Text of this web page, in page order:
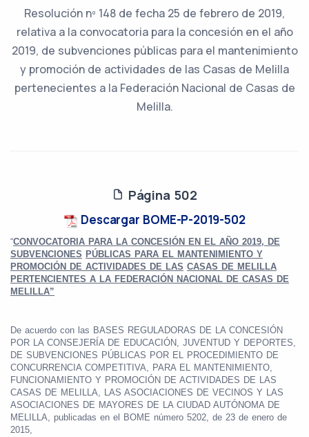
Resolución nº 148 de fecha 25 de febrero de 2019,
relativa a la convocatoria para la concesión en el año
2019, de subvenciones públicas para el mantenimiento
y promoción de actividades de las Casas de Melilla
pertenecientes a la Federación Nacional de Casas de
Melilla.
Página 502
Descargar BOME-P-2019-502
“CONVOCATORIA PARA LA CONCESIÓN EN EL AÑO 2019, DE
SUBVENCIONES PÚBLICAS PARA EL MANTENIMIENTO Y
PROMOCIÓN DE ACTIVIDADES DE LAS CASAS DE MELILLA
PERTENCIENTES A LA FEDERACIÓN NACIONAL DE CASAS DE
MELILLA”
De acuerdo con las BASES REGULADORAS DE LA CONCESIÓN
POR LA CONSEJERÍA DE EDUCACIÓN, JUVENTUD Y DEPORTES,
DE SUBVENCIONES PÚBLICAS POR EL PROCEDIMIENTO DE
CONCURRENCIA COMPETITIVA, PARA EL MANTENIMIENTO,
FUNCIONAMIENTO Y PROMOCIÓN DE ACTIVIDADES DE LAS
CASAS DE MELILLA, LAS ASOCIACIONES DE VECINOS Y LAS
ASOCIACIONES DE MAYORES DE LA CIUDAD AUTÓNOMA DE
MELILLA, publicadas en el BOME número 5202, de 23 de enero de
2015,